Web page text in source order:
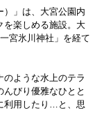
）」は、大宮公園内
を楽しめる施設。大
宮氷川神社」を経て
ような水上のテラ
びり優雅なひとと
利用したり…と、思